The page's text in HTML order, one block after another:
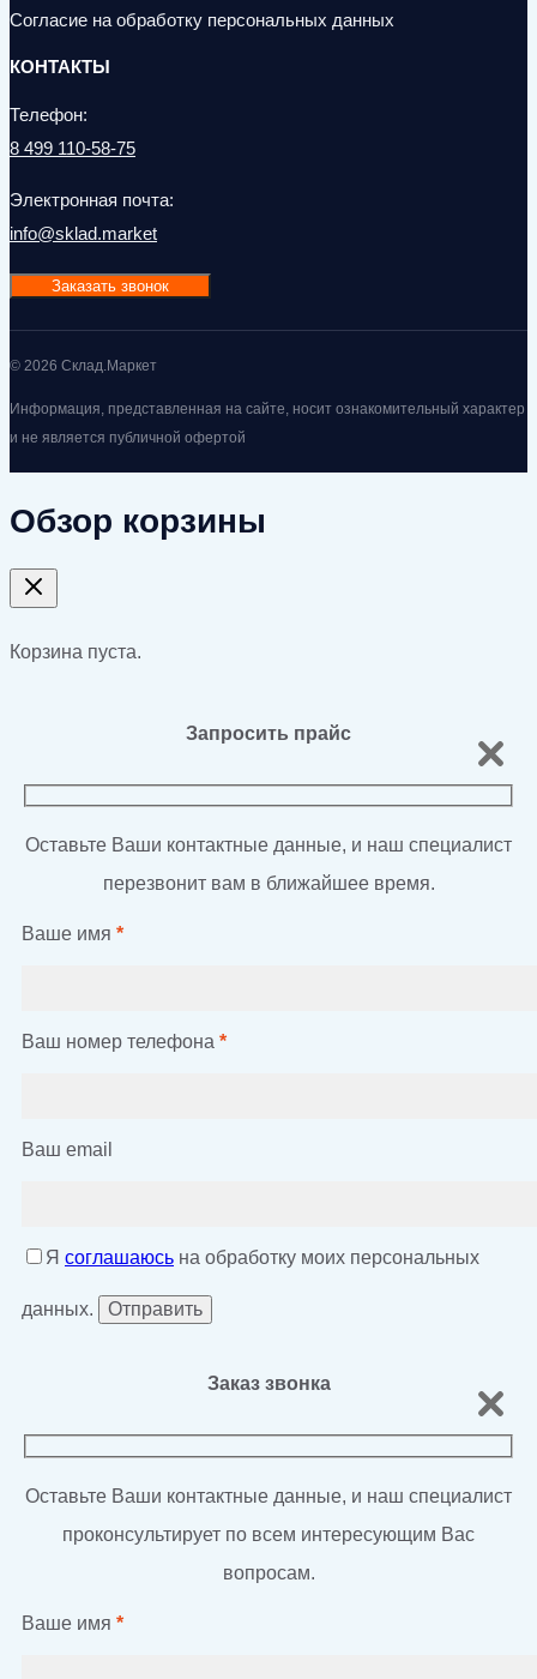
Согласие на обработку персональных данных
КОНТАКТЫ
Телефон:
8 499 110-58-75
Электронная почта:
info@sklad.market
Заказать звонок
© 2026 Склад.Маркет
Информация, представленная на сайте, носит ознакомительный характер
и не является публичной офертой
Обзор корзины
Корзина пуста.
Запросить прайс
Оставьте Ваши контактные данные, и наш специалист
перезвонит вам в ближайшее время.
Ваше имя *
Ваш номер телефона *
Ваш email
Я соглашаюсь на обработку моих персональных
данных.
Заказ звонка
Оставьте Ваши контактные данные, и наш специалист
проконсультирует по всем интересующим Вас
вопросам.
Ваше имя *